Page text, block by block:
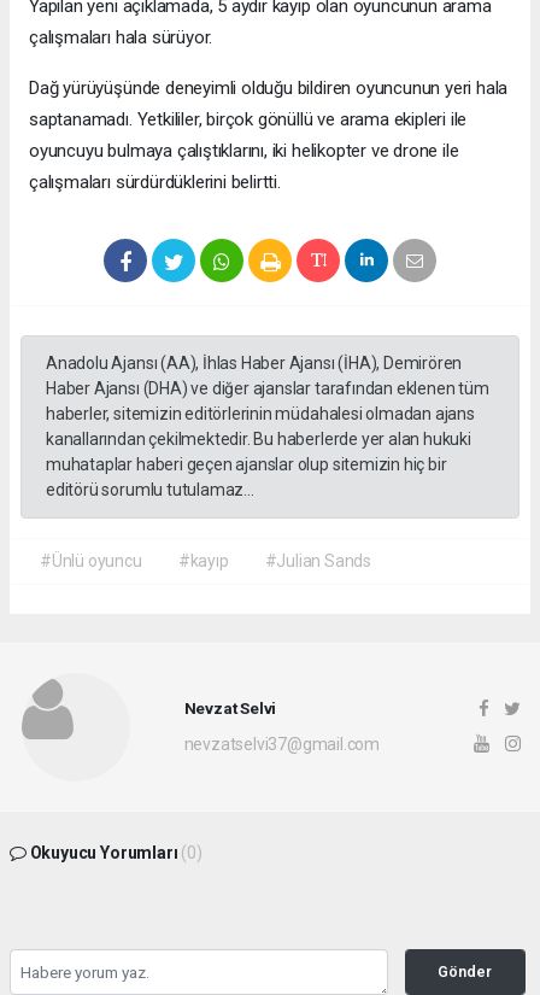
Yapılan yeni açıklamada, 5 aydır kayıp olan oyuncunun arama
çalışmaları hala sürüyor.
Dağ yürüyüşünde deneyimli olduğu bildiren oyuncunun yeri hala
saptanamadı. Yetkililer, birçok gönüllü ve arama ekipleri ile
oyuncuyu bulmaya çalıştıklarını, iki helikopter ve drone ile
çalışmaları sürdürdüklerini belirtti.
Anadolu Ajansı (AA), İhlas Haber Ajansı (İHA), Demirören
Haber Ajansı (DHA) ve diğer ajanslar tarafından eklenen tüm
haberler, sitemizin editörlerinin müdahalesi olmadan ajans
kanallarından çekilmektedir. Bu haberlerde yer alan hukuki
muhataplar haberi geçen ajanslar olup sitemizin hiç bir
editörü sorumlu tutulamaz...
#Ünlü oyuncu #kayıp #Julian Sands
Nevzat Selvi
nevzatselvi37@gmail.com
Okuyucu Yorumları (0)
Gönder